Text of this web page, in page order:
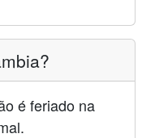
é feriado na